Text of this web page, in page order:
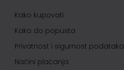
Kako kupovati
Kako do popusta
Privatnost i sigurnost podataka
Načini plaćanja